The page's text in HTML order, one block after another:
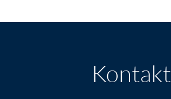
Kontakt